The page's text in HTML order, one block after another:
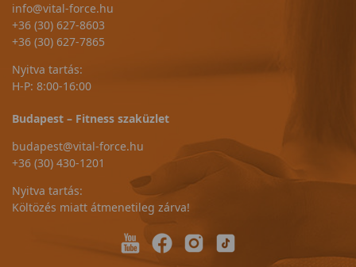
info@vital-force.hu
+36 (30) 627-8603
+36 (30) 627-7865
Nyitva tartás:
H-P: 8:00-16:00
Budapest – Fitness szaküzlet
budapest@vital-force.hu
+36 (30) 430-1201
Nyitva tartás:
Költözés miatt átmenetileg zárva!